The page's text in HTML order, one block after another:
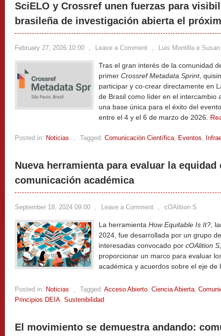
SciELO y Crossref unen fuerzas para
brasileña de investigación abierta el
February 27, 2026 10:00 , Leave a Comment , Luis Montilla e
Tras el gran interés de la comunidad
primer Crossref Metadata Sprint,
participar y co-crear directamente en
de Brasil como líder en el intercambio
una base única para el éxito del
entre el 4 y el 6 de marzo de 2026.
Posted in: Noticias , Tagged: Comunicación Científica, Eventos,
Nueva herramienta para evaluar la
comunicación académica
September 18, 2024 09:00 , Leave a Comment , cOAlition S
La herramienta How Equitable Is It? ,
2024, fue desarrollada por un grupo
interesadas convocado por cOAlition S
proporcionar un marco para evaluar
académica y acuerdos sobre el eje
Posted in: Noticias , Tagged: Acceso Abierto, Ciencia Abierta,
Principios DEIA, Sustenibilidad
El movimiento se demuestra andando: